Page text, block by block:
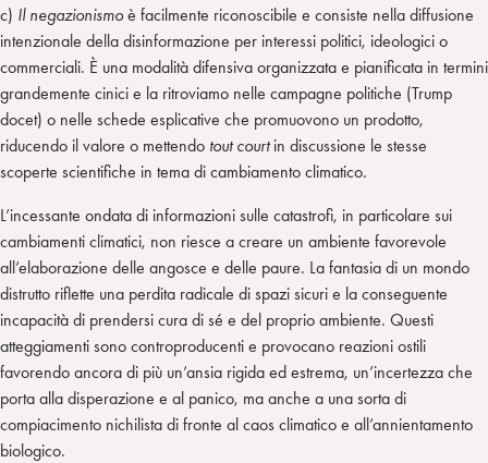
c) Il negazionismoè facilmente riconoscibile e consiste nella diffusione
intenzionale della disinformazione per interessi politici, ideologici o
commerciali. È una modalità difensiva organizzata e pianificata in termini
grandemente cinici e la ritroviamo nelle campagne politiche (Trump
docet) o nelle schede esplicative che promuovono un prodotto,
riducendo il valore o mettendo tout courtin discussione le stesse
scoperte scientifiche in tema di cambiamento climatico.
L’incessante ondata di informazioni sulle catastrofi, in particolare sui
cambiamenti climatici, non riesce a creare un ambiente favorevole
all’elaborazione delle angosce e delle paure. La fantasia di un mondo
distrutto riflette una perdita radicale di spazi sicuri e la conseguente
incapacità di prendersi cura di sé e del proprio ambiente. Questi
atteggiamenti sono controproducenti e provocano reazioni ostili
favorendo ancora di più un’ansia rigida ed estrema, un’incertezza che
porta alla disperazione e al panico, ma anche a una sorta di
compiacimento nichilista di fronte al caos climatico e all’annientamento
biologico.